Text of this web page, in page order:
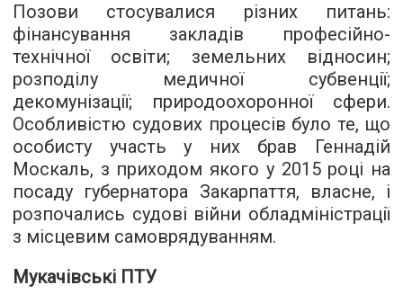
Позови стосувалися різних питань:
фінансування закладів професійно-
технічної освіти; земельних відносин;
розподілу медичної субвенції;
декомунізації; природоохоронної сфери.
Особливістю судових процесів було те, що
особисту участь у них брав Геннадій
Москаль, з приходом якого у 2015 році на
посаду губернатора Закарпаття, власне, і
розпочались судові війни обладміністрації
з місцевим самоврядуванням.
Мукачівські ПТУ